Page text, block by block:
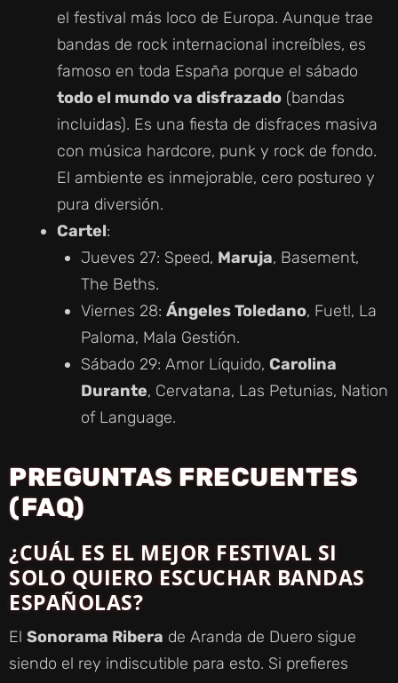
el festival más loco de Europa. Aunque trae
bandas de rock internacional increíbles, es
famoso en toda España porque el sábado
todo el mundo va disfrazado (bandas
incluidas). Es una fiesta de disfraces masiva
con música hardcore, punk y rock de fondo.
El ambiente es inmejorable, cero postureo y
pura diversión.
Cartel:
Jueves 27: Speed, Maruja, Basement,
The Beths.
Viernes 28: Ángeles Toledano, Fuet!, La
Paloma, Mala Gestión.
Sábado 29: Amor Líquido, Carolina
Durante, Cervatana, Las Petunias, Nation
of Language.
PREGUNTAS FRECUENTES
(FAQ)
¿CUÁL ES EL MEJOR FESTIVAL SI
SOLO QUIERO ESCUCHAR BANDAS
ESPAÑOLAS?
El Sonorama Ribera de Aranda de Duero sigue
siendo el rey indiscutible para esto. Si prefieres